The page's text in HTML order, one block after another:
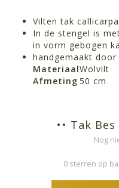
Vilten tak
In de stengel is
in vorm gebogen
handgemaakt
MateriaalWolvilt
Afmeting 50 cm
•• Tak
Nog
0 sterren op